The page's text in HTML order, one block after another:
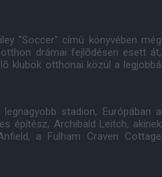
"Soccer" címû könyvében még
drámai fejlõdésen esett át,
klubok otthonai közül a legjobbá
stadion, Európában a
építész, Archibald Leitch, akinek
a Fulham Craven Cottage